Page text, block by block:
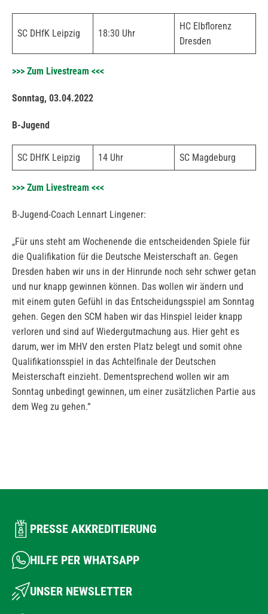
SC DHfK Leipzig 18:30 Uhr
HC Elbflorenz
Dresden
>>> Zum Livestream <<<
Sonntag, 03.04.2022
B-Jugend
SC DHfK Leipzig 14 Uhr SC Magdeburg
>>> Zum Livestream <<<
B-Jugend-Coach Lennart Lingener:
„Für uns steht am Wochenende die entscheidenden Spiele für
die Qualifikation für die Deutsche Meisterschaft an. Gegen
Dresden haben wir uns in der Hinrunde noch sehr schwer getan
und nur knapp gewinnen können. Das wollen wir ändern und
mit einem guten Gefühl in das Entscheidungsspiel am Sonntag
gehen. Gegen den SCM haben wir das Hinspiel leider knapp
verloren und sind auf Wiedergutmachung aus. Hier geht es
darum, wer im MHV den ersten Platz belegt und somit ohne
Qualifikationsspiel in das Achtelfinale der Deutschen
Meisterschaft einzieht. Dementsprechend wollen wir am
Sonntag unbedingt gewinnen, um einer zusätzlichen Partie aus
dem Weg zu gehen.“
PRESSE AKKREDITIERUNG
HILFE PER WHATSAPP
UNSER NEWSLETTER